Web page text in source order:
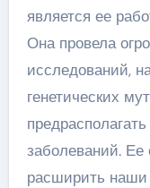
является ее
Она провела
исследований,
генетических
заболеваний. Ее
расширить наши